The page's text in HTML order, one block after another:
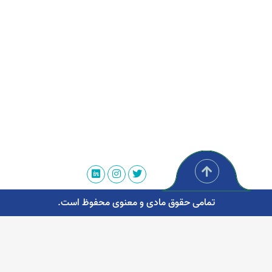
تمامی حقوق مادی و معنوی محفوظ است.